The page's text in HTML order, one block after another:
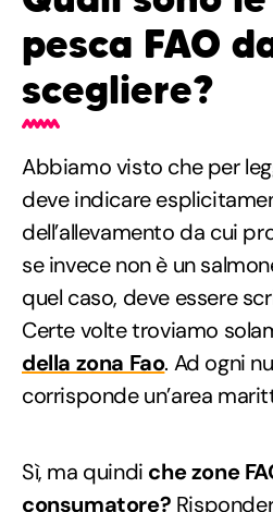
pesca FAO
scegliere?
Abbiamo visto che per
deve indicare
dell’allevamento da cui
se invece non è un
quel caso, deve essere
Certe volte troviamo
della zona Fao. Ad ogni
corrisponde un’area
Sì, ma quindi che zone
consumatore?